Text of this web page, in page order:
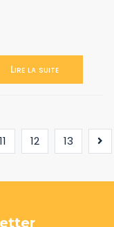
Lire la suite
11 12 13